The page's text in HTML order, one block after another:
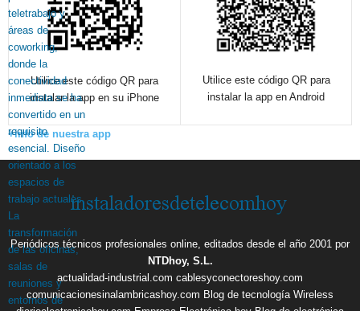
Utilice este código QR para
instalar la app en su iPhone
Utilice este código QR para
instalar la app en Android
+info de nuestra app
Periódicos técnicos profesionales online, editados desde el año 2001 por
NTDhoy, S.L.
actualidad-industrial.com cablesyconectoreshoy.com
comunicacionesinalambricashoy.com Blog de tecnología Wireless